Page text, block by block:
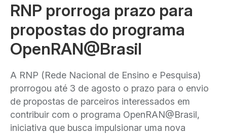
RNP prorroga prazo para
propostas do programa
OpenRAN@Brasil
A RNP (Rede Nacional de Ensino e Pesquisa)
prorrogou até 3 de agosto o prazo para o envio
de propostas de parceiros interessados em
contribuir com o programa OpenRAN@Brasil,
iniciativa que busca impulsionar uma nova